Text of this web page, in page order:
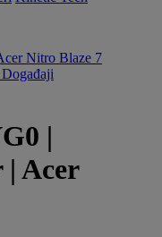
Nitro Blaze 7
Događaji
|
Acer